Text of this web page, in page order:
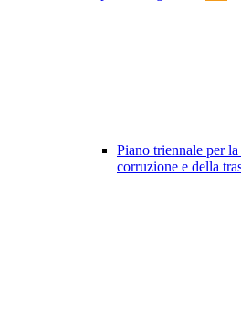
Piano triennale per
corruzione e della